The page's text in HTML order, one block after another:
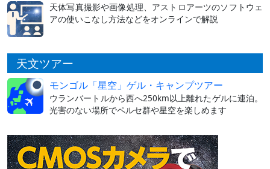
天体写真撮影や画像処理、アストロアーツのソフトウェ
アの使いこなし方法などをオンラインで解説
天文ツアー
モンゴル「星空」ゲル・キャンプツアー
ウランバートルから西へ250km以上離れたゲルに連泊。
光害のない場所でペルセ群や星空を楽しめます